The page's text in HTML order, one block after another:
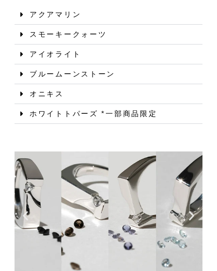
アクアマリン
スモーキークォーツ
アイオライト
ブルームーンストーン
オニキス
ホワイトトパーズ *一部商品限定